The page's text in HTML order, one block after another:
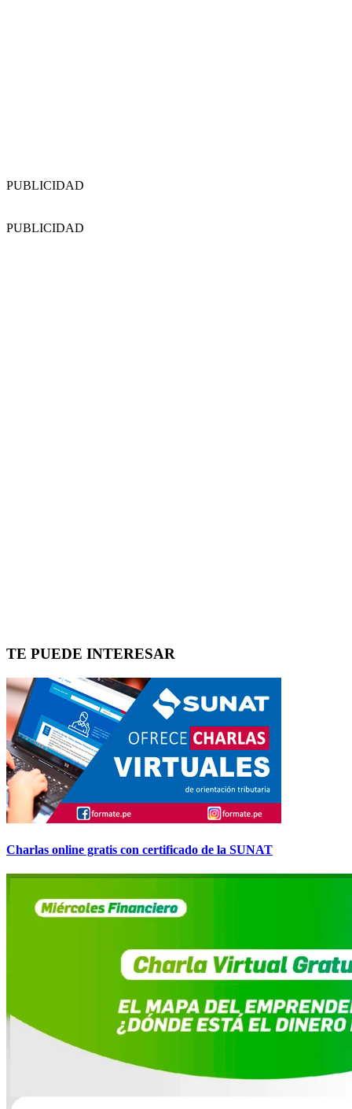
PUBLICIDAD
PUBLICIDAD
TE PUEDE INTERESAR
Charlas online gratis con certificado de la SUNAT